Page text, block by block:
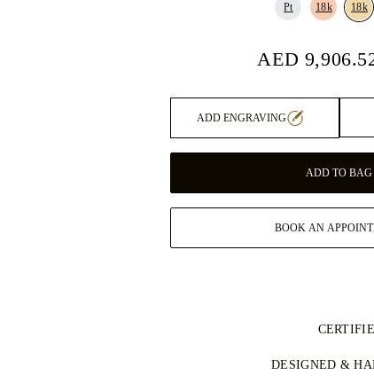
18k
18k
Pt
ADD ENGRAVING
ADD TO BAG
BOOK AN
معتمد وخالٍ من النزاعات
DESIGNED &